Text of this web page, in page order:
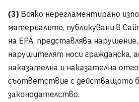
(3) Всяко нерегламентирано
материалите, публикувани в
на ЕРА, представлява
нарушителят носи гражданска,
наказателна и наказателна
съответствие с действащото
законодателство.